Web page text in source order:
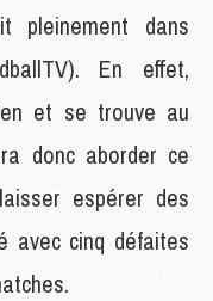
pleinement dans
En effet,
et se trouve au
donc aborder ce
espérer des
avec cinq défaites